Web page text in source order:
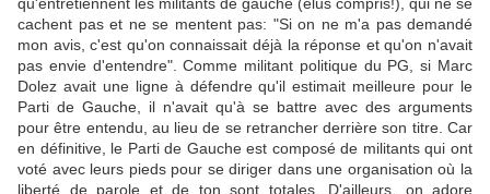
cachent pas et ne se mentent pas: "Si on ne m'a pas demandé
mon avis, c'est qu'on connaissait déjà la réponse et qu'on n'avait
pas envie d'entendre". Comme militant politique du PG, si Marc
Dolez avait une ligne à défendre qu'il estimait meilleure pour le
Parti de Gauche, il n'avait qu'à se battre avec des arguments
pour être entendu, au lieu de se retrancher derrière son titre. Car
en définitive, le Parti de Gauche est composé de militants qui ont
voté avec leurs pieds pour se diriger dans une organisation où la
liberté de parole et de ton sont totales. D'ailleurs, on adore